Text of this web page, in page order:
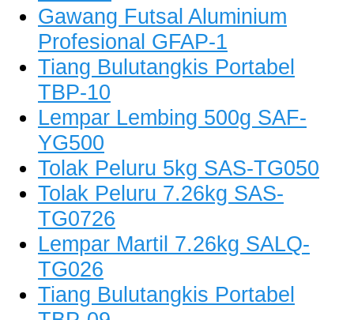
Gawang Futsal Aluminium
Profesional GFAP-1
Tiang Bulutangkis Portabel
TBP-10
Lempar Lembing 500g SAF-
YG500
Tolak Peluru 5kg SAS-TG050
Tolak Peluru 7.26kg SAS-
TG0726
Lempar Martil 7.26kg SALQ-
TG026
Tiang Bulutangkis Portabel